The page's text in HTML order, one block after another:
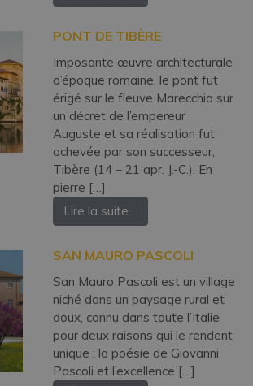
PONT DE TIBÈRE
Imposante œuvre architecturale
d’époque romaine, le pont fut
érigé sur le fleuve Marecchia sur
un décret de l’empereur
Auguste et sa réalisation fut
achevée par son successeur,
Tibère (14 – 21 apr. J.-C.). En
pierre […]
Lire la suite…
SAN MAURO PASCOLI
San Mauro Pascoli est un village
niché dans un paysage rural et
doux, connu dans toute l’Italie
pour deux raisons qui le rendent
unique : la poésie de Giovanni
Pascoli et l’excellence […]